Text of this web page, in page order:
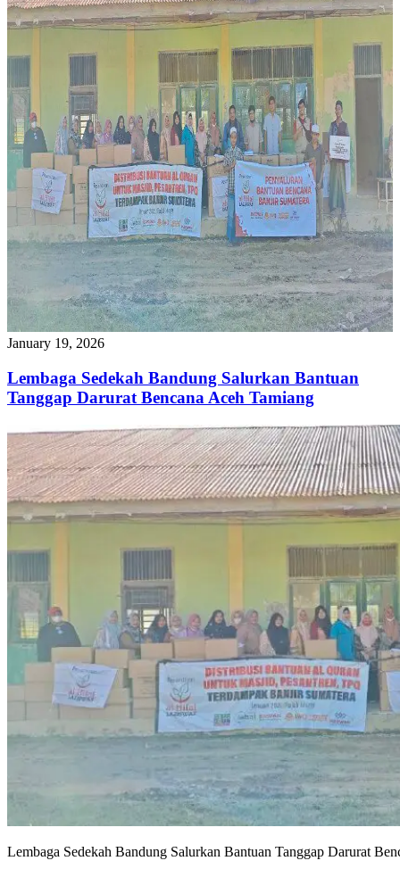
January 19, 2026
Lembaga Sedekah Bandung Salurkan Bantuan
Tanggap Darurat Bencana Aceh Tamiang
Lembaga Sedekah Bandung Salurkan Bantuan Tanggap Darurat